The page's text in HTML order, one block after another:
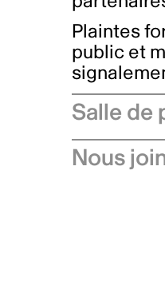
Plaintes
public et
Salle de
Nous